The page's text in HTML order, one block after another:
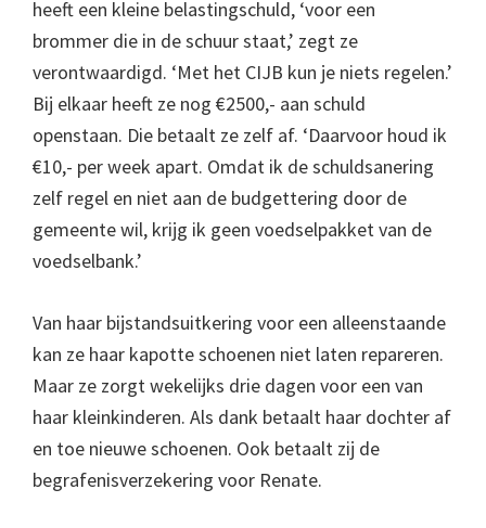
heeft een kleine belastingschuld, ‘voor een
brommer die in de schuur staat,’ zegt ze
verontwaardigd. ‘Met het CIJB kun je niets regelen.’
Bij elkaar heeft ze nog €2500,- aan schuld
openstaan. Die betaalt ze zelf af. ‘Daarvoor houd ik
€10,- per week apart. Omdat ik de schuldsanering
zelf regel en niet aan de budgettering door de
gemeente wil, krijg ik geen voedselpakket van de
voedselbank.’
Van haar bijstandsuitkering voor een alleenstaande
kan ze haar kapotte schoenen niet laten repareren.
Maar ze zorgt wekelijks drie dagen voor een van
haar kleinkinderen. Als dank betaalt haar dochter af
en toe nieuwe schoenen. Ook betaalt zij de
begrafenisverzekering voor Renate.